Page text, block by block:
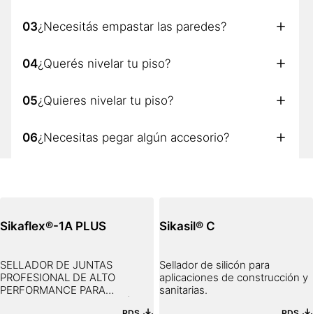
03¿Necesitás empastar las paredes?
04¿Querés nivelar tu piso?
05¿Quieres nivelar tu piso?
06¿Necesitas pegar algún accesorio?
Sikaflex®-1A PLUS
SELLADOR DE JUNTAS
PROFESIONAL DE ALTO
PERFORMANCE PARA
Sikasil® C
Sellador de silicón para
aplicaciones de construcción y
sanitarias.